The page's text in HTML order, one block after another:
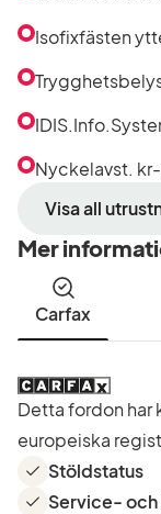
Isofixfästen
Nyckelavst.
Visa all
Mer
Carfax
Detta fordon har
europeiska
Stöldstatus
Service-